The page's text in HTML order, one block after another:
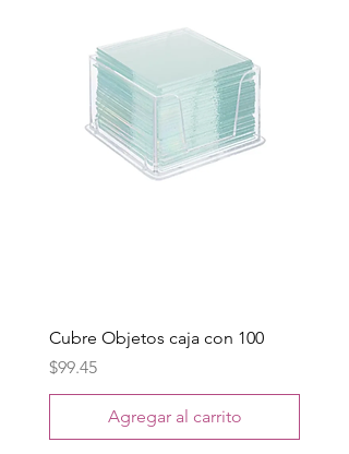
Cubre Objetos caja con 100
Precio
$99.45
Agregar al carrito